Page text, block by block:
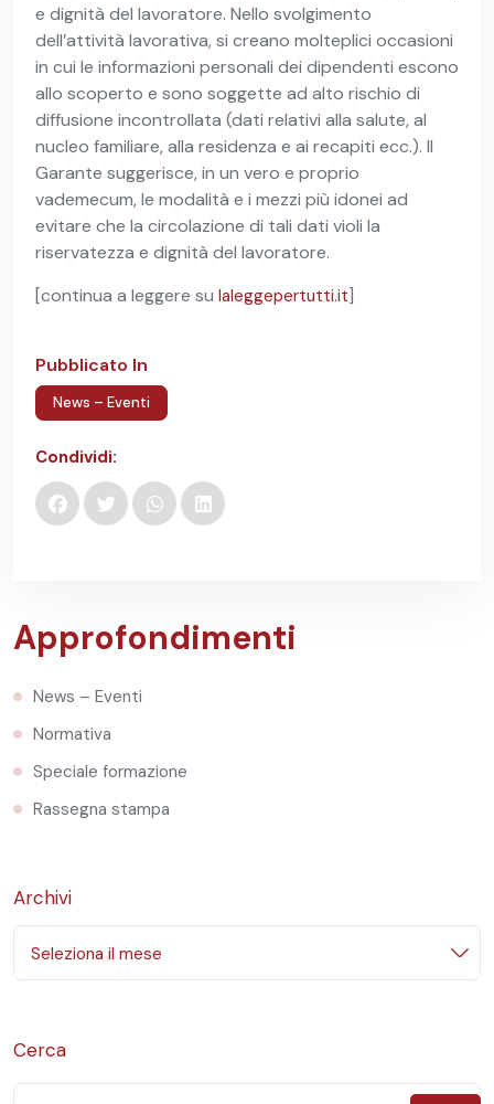
e dignità del lavoratore. Nello svolgimento
dell’attività lavorativa, si creano molteplici occasioni
in cui le informazioni personali dei dipendenti escono
allo scoperto e sono soggette ad alto rischio di
diffusione incontrollata (dati relativi alla salute, al
nucleo familiare, alla residenza e ai recapiti ecc.). Il
Garante suggerisce, in un vero e proprio
vademecum, le modalità e i mezzi più idonei ad
evitare che la circolazione di tali dati violi la
riservatezza e dignità del lavoratore.
[continua a leggere su laleggepertutti.it]
Pubblicato In
News – Eventi
Condividi:
Approfondimenti
News – Eventi
Normativa
Speciale formazione
Rassegna stampa
Archivi
Seleziona il mese
Cerca